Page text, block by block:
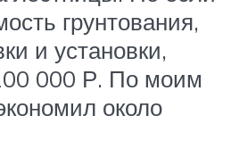
грунтования,
и установки,
000 Р. По моим
около